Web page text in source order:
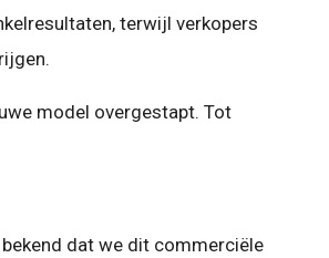
terwijl verkopers
model overgestapt. Tot
dat we dit commerciële